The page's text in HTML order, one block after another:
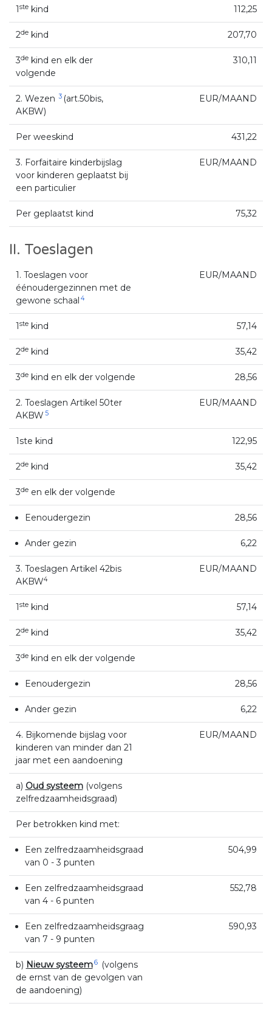
1stekind 112,25
2dekind 207,70
3dekind en elk der
volgende
310,11
2. Wezen 3 (art.50bis,
AKBW)
EUR/MAAND
Per weeskind 431,22
3. Forfaitaire kinderbijslag
voor kinderen geplaatst bij
een particulier
EUR/MAAND
Per geplaatst kind 75,32
II. Toeslagen
1. Toeslagen voor
éénoudergezinnen met de
gewone schaal 4
EUR/MAAND
1stekind 57,14
2dekind 35,42
3dekind en elk der volgende 28,56
2. Toeslagen Artikel 50ter
AKBW 5
EUR/MAAND
1ste kind 122,95
2dekind 35,42
3deen elk der volgende
Eenoudergezin 28,56
Ander gezin 6,22
3. Toeslagen Artikel 42bis
AKBW4
EUR/MAAND
1stekind 57,14
2dekind 35,42
3dekind en elk der volgende
Eenoudergezin 28,56
Ander gezin 6,22
4. Bijkomende bijslag voor
kinderen van minder dan 21
jaar met een aandoening
EUR/MAAND
a) Oud systeem(volgens
zelfredzaamheidsgraad)
Per betrokken kind met:
Een zelfredzaamheidsgraad
van 0 - 3 punten
504,99
Een zelfredzaamheidsgraad
van 4 - 6 punten
552,78
Een zelfredzaamheidsgraag
van 7 - 9 punten
590,93
b) Nieuw systeem6
(volgens
de ernst van de gevolgen van
de aandoening)